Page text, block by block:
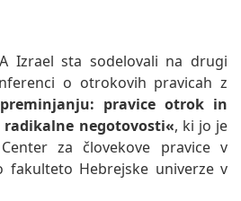
Izrael sta sodelovali na drugi
o otrokovih pravicah z
pravice otrok in
negotovosti«, ki jo je
za človekove pravice v
fakulteto Hebrejske univerze v